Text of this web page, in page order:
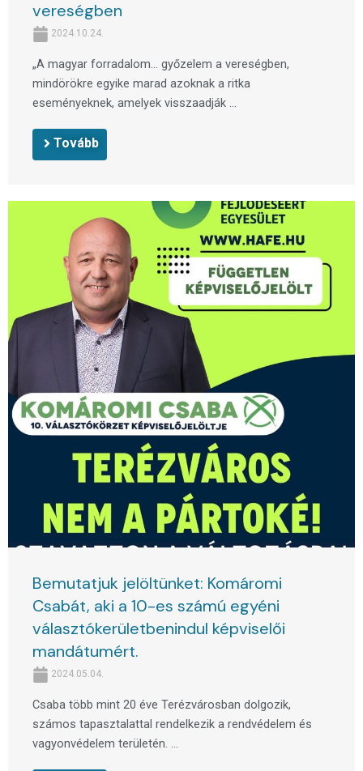
vereségben
2024.10.24.
„A magyar forradalom… győzelem a vereségben,
mindörökre egyike marad azoknak a ritka
eseményeknek, amelyek visszaadják ...
Tovább
Bemutatjuk jelöltünket: Komáromi
Csabát, aki a 10-es számú egyéni
választókerületbenindul képviselői
mandátumért.
2024.05.04.
Csaba több mint 20 éve Terézvárosban dolgozik,
számos tapasztalattal rendelkezik a rendvédelem és
vagyonvédelem területén. ...